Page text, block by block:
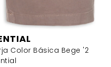
Color Básica Bege '2